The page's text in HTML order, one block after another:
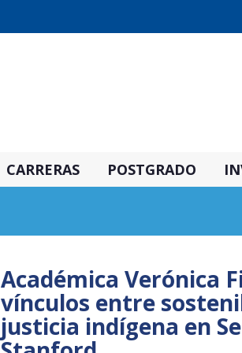
CARRERAS POSTGRADO
Académica Verónica
vínculos entre
justicia indígena en